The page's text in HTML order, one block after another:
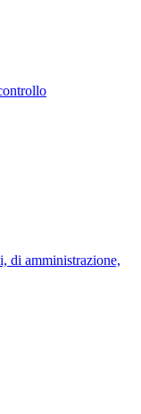
di amministrazione,